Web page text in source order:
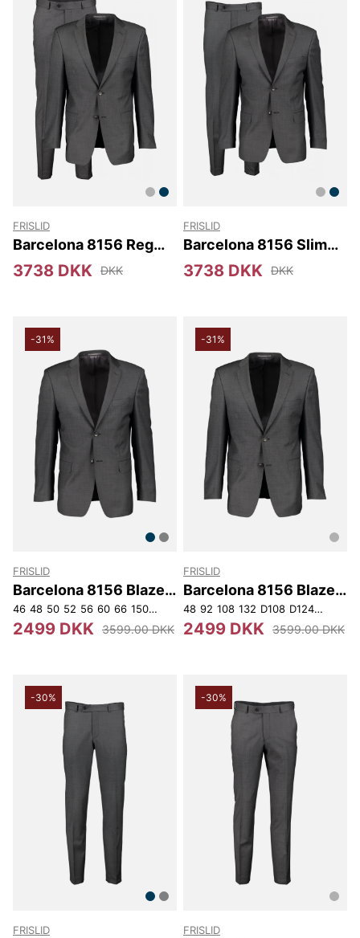
FRISLID
Barcelona 8156 Reg
M&M
3738 DKK DKK
FRISLID
Barcelona 8156 Slim
M&M
3738 DKK DKK
-31%
FRISLID
Barcelona 8156 Blazer
Slim
46 48 50 52 56 60 66 150 154 156
2499 DKK 3599.00 DKK
-31%
FRISLID
Barcelona 8156 Blazer
Reg
48 92 108 132 D108 D124 D136
2499 DKK 3599.00 DKK
-30%
FRISLID
-30%
FRISLID